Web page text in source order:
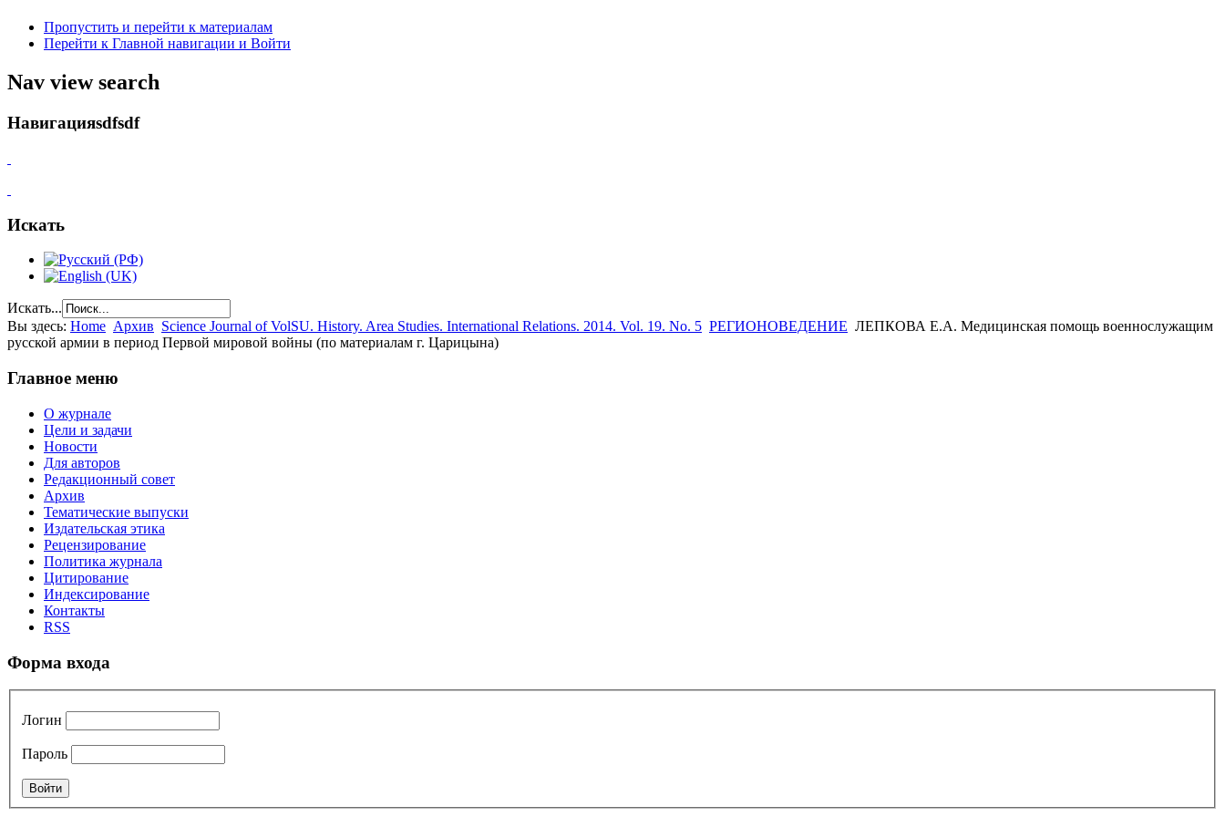
Пропустить и перейти к материалам
Перейти к Главной навигации и Войти
Nav view search
Навигацияsdfsdf
Искать
Искать...
Вы здесь: Home Архив Science Journal of VolSU. History. Area Studies. International Relations. 2014. Vol. 19. No. 5 РЕГИОНОВЕДЕНИЕ ЛЕПКОВА Е.А. Медицинская помощь военнослужащим
русской армии в период Первой мировой войны (по материалам г. Царицына)
Главное меню
О журнале
Цели и задачи
Новости
Для авторов
Редакционный совет
Архив
Тематические выпуски
Издательская этика
Рецензирование
Политика журнала
Цитирование
Индексирование
Контакты
RSS
Форма входа
Логин
Пароль